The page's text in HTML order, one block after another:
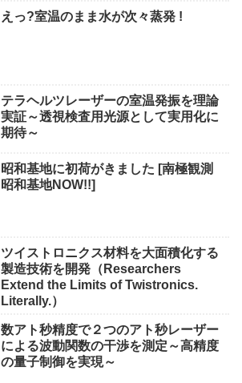
えっ?室温のまま水が次々蒸発 !
テラヘルツレーザーの室温発振を理論
実証～透視検査用光源として実用化に
期待～
昭和基地に初荷がきました [南極観測
昭和基地NOW!!]
ツイストロニクス材料を大面積化する
製造技術を開発（Researchers
Extend the Limits of Twistronics.
Literally.）
数アト秒精度で２つのアト秒レーザー
による波動関数の干渉を測定～高精度
の量子制御を実現～